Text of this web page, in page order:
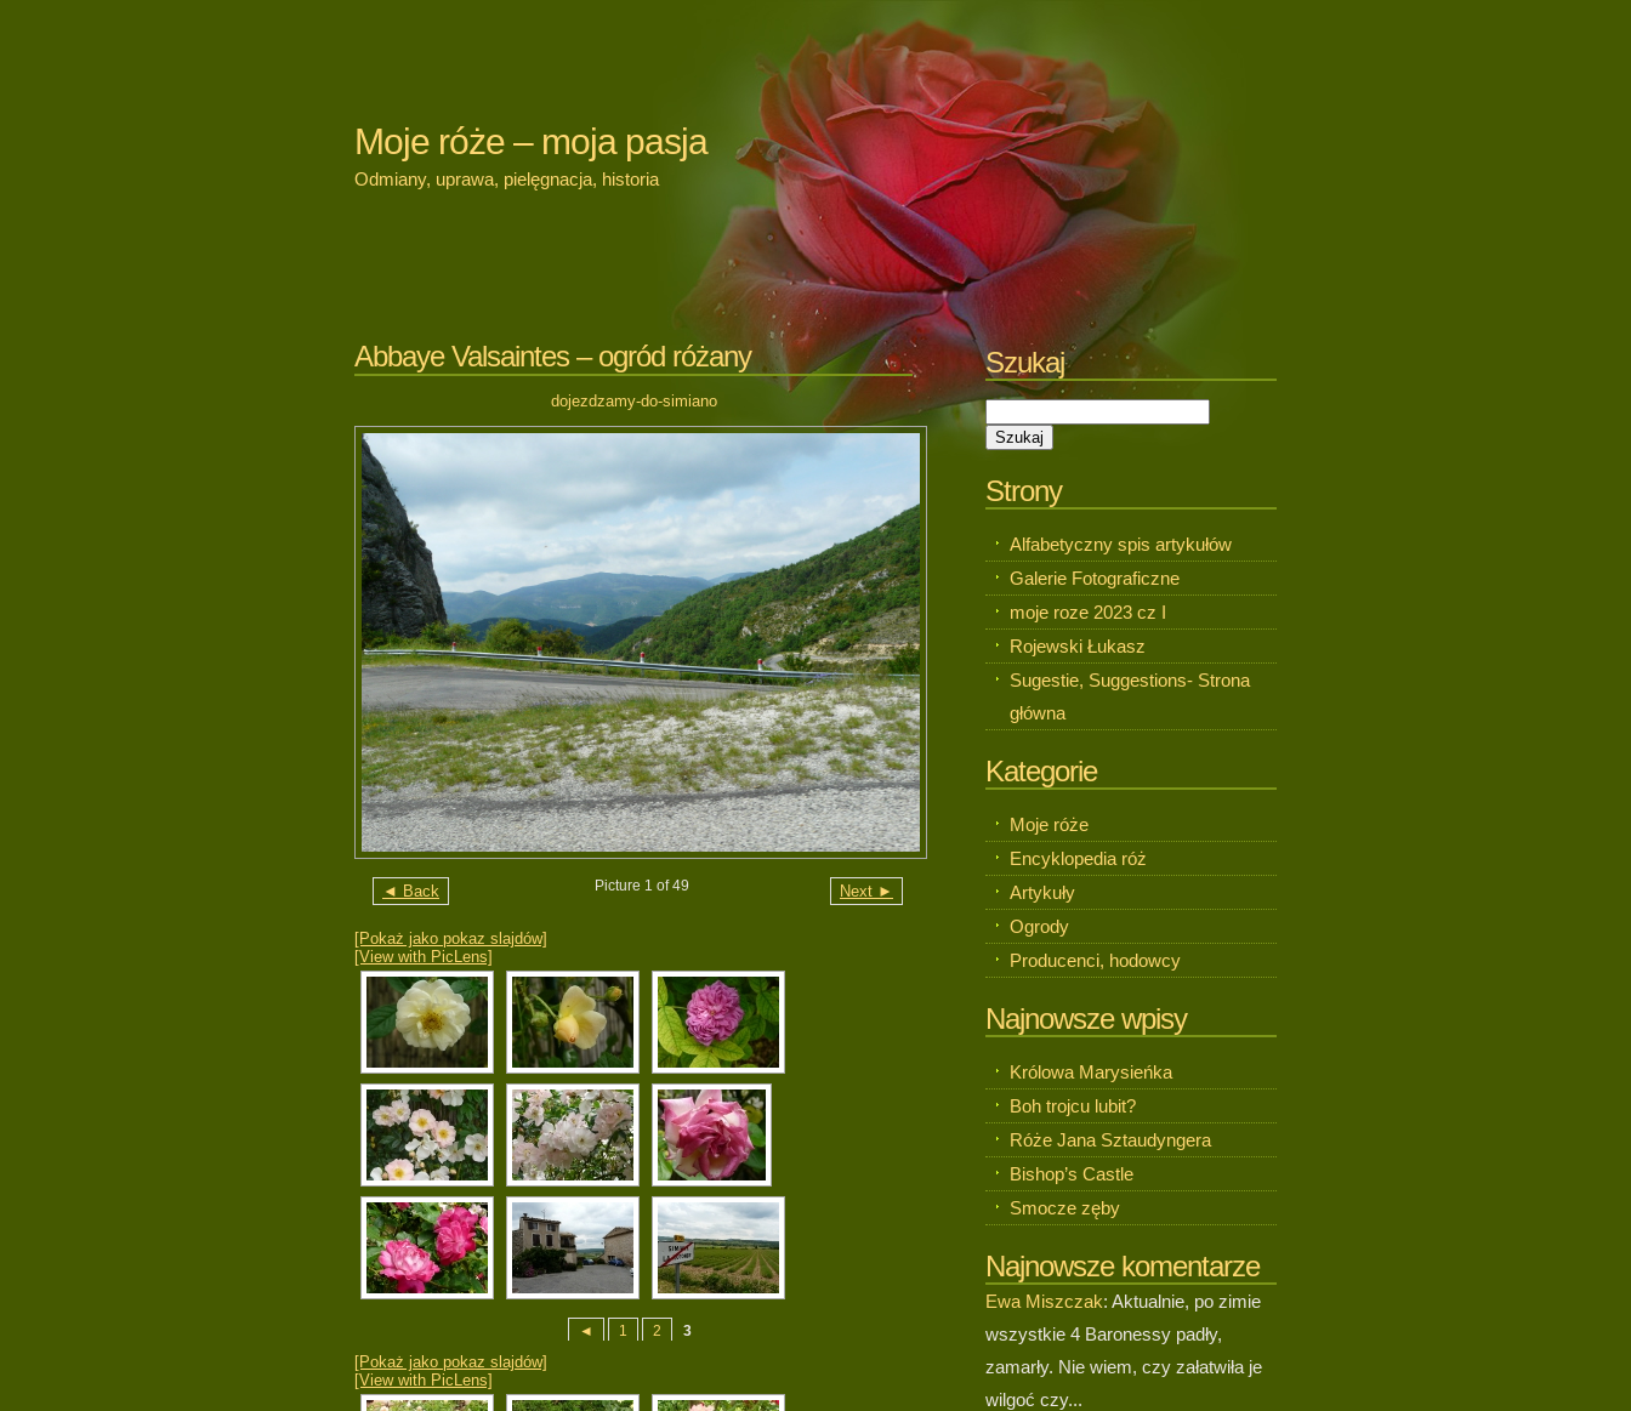
Moje róże – moja pasja
Odmiany, uprawa, pielęgnacja, historia
Abbaye Valsaintes – ogród różany
dojezdzamy-do-simiano
◄ Back Next ►
Picture 1 of 49
[Pokaż jako pokaz slajdów]
[View with PicLens]
◄ 1 2 3
[Pokaż jako pokaz slajdów]
[View with PicLens]
Szukaj
Strony
Alfabetyczny spis artykułów
Galerie Fotograficzne
moje roze 2023 cz I
Rojewski Łukasz
Sugestie, Suggestions- Strona
główna
Kategorie
Moje róże
Encyklopedia róż
Artykuły
Ogrody
Producenci, hodowcy
Najnowsze wpisy
Królowa Marysieńka
Boh trojcu lubit?
Róże Jana Sztaudyngera
Bishop’s Castle
Smocze zęby
Najnowsze komentarze
Ewa Miszczak: Aktualnie, po zimie
wszystkie 4 Baronessy padły,
zamarły. Nie wiem, czy załatwiła je
wilgoć czy...